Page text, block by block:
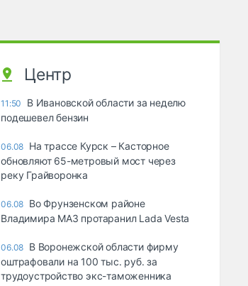
Центр
11:50
В Ивановской области за неделю
подешевел бензин
06.08 На трассе Курск – Касторное
обновляют 65-метровый мост через
реку Грайворонка
06.08 Во Фрунзенском районе
Владимира МАЗ протаранил Lada Vesta
06.08 В Воронежской области фирму
оштрафовали на 100 тыс. руб. за
трудоустройство экс-таможенника